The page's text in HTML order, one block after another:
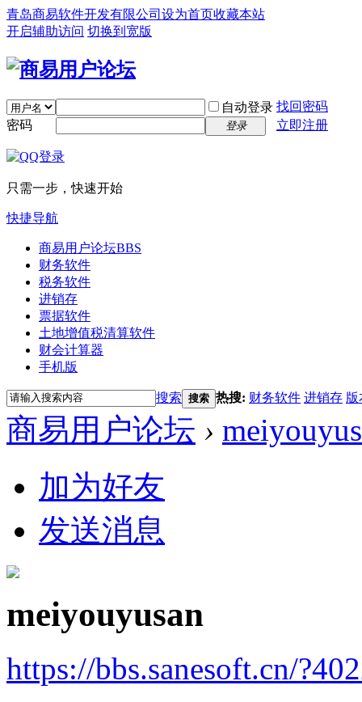
青岛商易软件开发有限公司 设为首页收藏本站
开启辅助访问 切换到宽版
自动登录 找回密码
密码
登录 立即注册
只需一步，快速开始
快捷导航
商易用户论坛BBS
财务软件
税务软件
进销存
票据软件
土地增值税清算软件
财会计算器
手机版
搜索 搜索 热搜: 财务软件 进销存 版
商易用户论坛 ›
加为好友
发送消息
meiyouyusan
https://bbs.sanesoft.cn/